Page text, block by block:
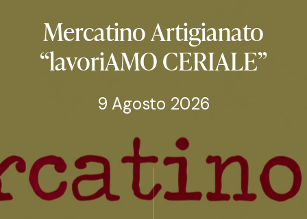
MercatinoArtigianato
“lavoriAMOCERIALE”
9 Agosto 2026